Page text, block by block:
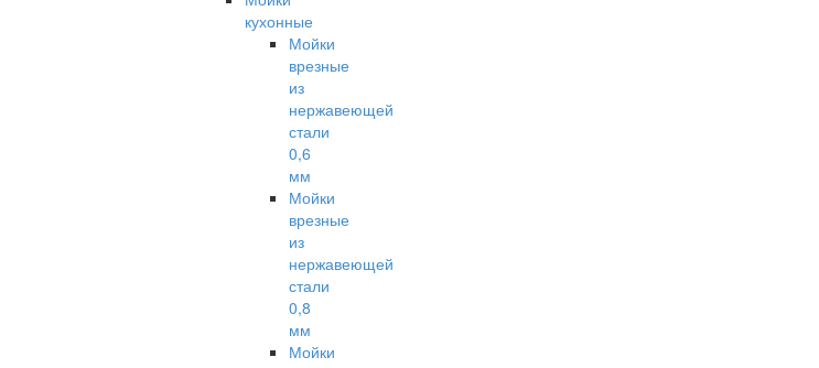
кухонные
Мойки
врезные
из
нержавеющей
стали
0,6
мм
Мойки
врезные
из
нержавеющей
стали
0,8
мм
Мойки